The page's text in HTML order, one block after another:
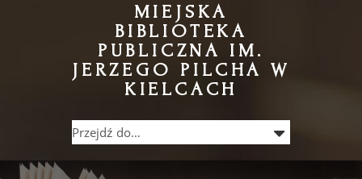
MIEJSKA
BIBLIOTEKA
PUBLICZNA IM.
JERZEGO PILCHA W
KIELCACH